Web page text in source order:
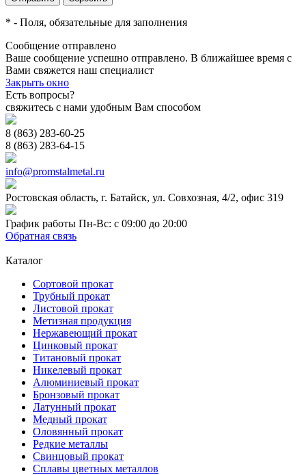
* - Поля, обязательные для заполнения
Сообщение отправлено
Ваше сообщение успешно отправлено. В ближайшее время с
Вами свяжется наш специалист
Закрыть окно
Есть вопросы?
свяжитесь с нами удобным Вам способом
8 (863) 283-60-25
8 (863) 283-64-15
info@promstalmetal.ru
Ростовская область, г. Батайск, ул. Совхозная, 4/2, офис 319
График работы Пн-Вс: с 09:00 до 20:00
Обратная связь
Каталог
Сортовой прокат
Трубный прокат
Листовой прокат
Метизная продукция
Нержавеющий прокат
Цинковый прокат
Титановый прокат
Никелевый прокат
Алюминиевый прокат
Бронзовый прокат
Латунный прокат
Медный прокат
Оловянный прокат
Редкие металлы
Свинцовый прокат
Сплавы цветных металлов